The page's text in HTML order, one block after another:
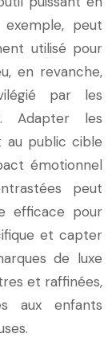
peut
utilisé pour
en revanche,
par les
Adapter les
au public cible
émotionnel
peut
efficace pour
et capter
de luxe
et raffinées,
aux enfants